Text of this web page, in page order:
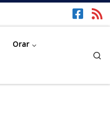
Orar